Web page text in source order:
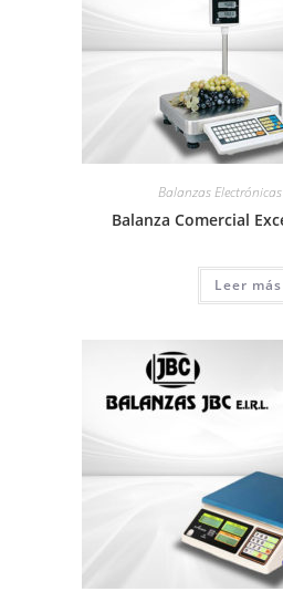
Balanzas
Balanza Comercial
Leer más